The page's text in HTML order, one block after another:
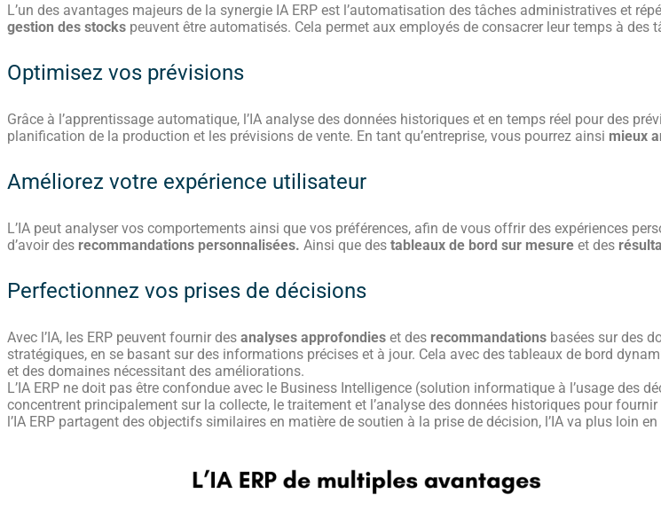
L’un des avantages majeurs de la synergie IA ERP est l’automatisation des tâches administratives et
gestion des stocks peuvent être automatisés. Cela permet aux employés de consacrer leur temps à
Optimisez vos prévisions
Grâce à l’apprentissage automatique, l’IA analyse des données historiques et en temps réel pour des
planification de la production et les prévisions de vente. En tant qu’entreprise, vous pourrez ainsi mieux
Améliorez votre expérience utilisateur
L’IA peut analyser vos comportements ainsi que vos préférences, afin de vous offrir des expériences
d’avoir des recommandations personnalisées. Ainsi que des tableaux de bord sur mesure et des
Perfectionnez vos prises de décisions
Avec l’IA, les ERP peuvent fournir des analyses approfondies et des recommandations basées sur des
stratégiques, en se basant sur des informations précises et à jour. Cela avec des tableaux de bord
et des domaines nécessitant des améliorations.
L’IA ERP ne doit pas être confondue avec le Business Intelligence (solution informatique à l’usage des
concentrent principalement sur la collecte, le traitement et l’analyse des données historiques pour
l’IA ERP partagent des objectifs similaires en matière de soutien à la prise de décision, l’IA va plus loin